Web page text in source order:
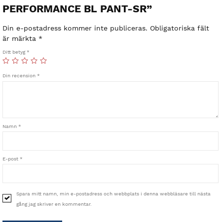
PERFORMANCE BL PANT-SR”
Din e-postadress kommer inte publiceras. Obligatoriska fält
är märkta*
Ditt betyg*
Din recension*
Namn*
E-post*
Spara mitt namn, min e-postadress och webbplats i denna webbläsare till nästa
gång jag skriver en kommentar.